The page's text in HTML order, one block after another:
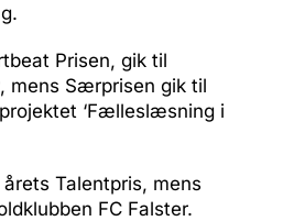
Prisen, gik til
mens Særprisen gik til
‘Fælleslæsning i
Talentpris, mens
FC Falster.